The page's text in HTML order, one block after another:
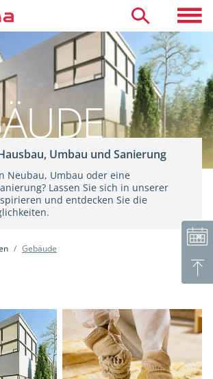
Termin vereinbaren
Beratung Aussteller finden
mieten Kinderhort
Café & Arbeitsatelier
Umbau und Sanierung
Neubau, Umbau oder eine
Lassen Sie sich in unserer
und entdecken Sie die
Gebäude